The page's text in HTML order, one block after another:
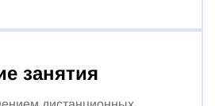
занятия